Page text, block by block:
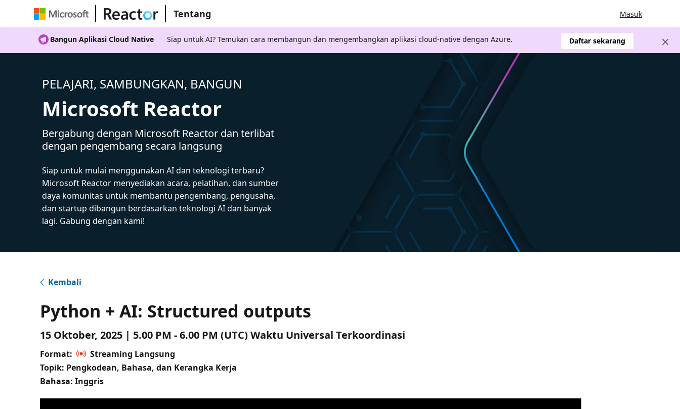
Tentang Masuk
Bangun Aplikasi Cloud Native Siap untuk AI? Temukan cara membangun dan mengembangkan aplikasi cloud-native dengan Azure. Daftar sekarang
PELAJARI, SAMBUNGKAN, BANGUN
Microsoft Reactor
Bergabung dengan Microsoft Reactor dan terlibat
dengan pengembang secara langsung
Siap untuk mulai menggunakan AI dan teknologi terbaru?
Microsoft Reactor menyediakan acara, pelatihan, dan sumber
daya komunitas untuk membantu pengembang, pengusaha,
dan startup dibangun berdasarkan teknologi AI dan banyak
lagi. Gabung dengan kami!
Kembali
Python + AI: Structured outputs
15 Oktober, 2025 | 5.00 PM - 6.00 PM (UTC) Waktu Universal Terkoordinasi
Format:
Streaming Langsung
Topik: Pengkodean, Bahasa, dan Kerangka Kerja
Bahasa: Inggris